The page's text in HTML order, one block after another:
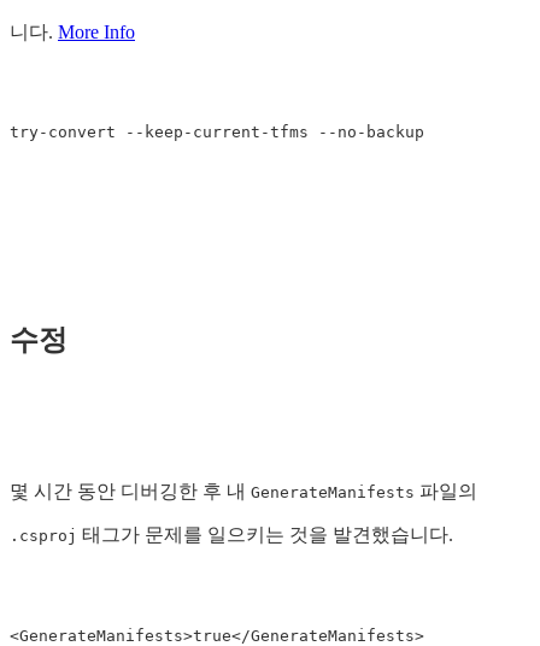
니다. More Info
try-convert --keep-current-tfms --no-backup
수정
몇 시간 동안 디버깅한 후 내 GenerateManifests 파일의
.csproj 태그가 문제를 일으키는 것을 발견했습니다.
<GenerateManifests>true</GenerateManifests>